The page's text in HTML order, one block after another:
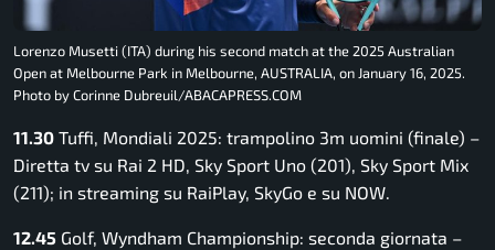
Lorenzo Musetti (ITA) during his second match at the 2025 Australian
Open at Melbourne Park in Melbourne, AUSTRALIA, on January 16, 2025.
Photo by Corinne Dubreuil/ABACAPRESS.COM
11.30 Tuffi, Mondiali 2025: trampolino 3m uomini (finale) –
Diretta tv su Rai 2 HD, Sky Sport Uno (201), Sky Sport Mix
(211); in streaming su RaiPlay, SkyGo e su NOW.
12.45 Golf, Wyndham Championship: seconda giornata –